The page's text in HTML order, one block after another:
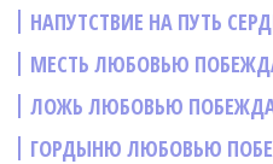
НАПУТСТВИЕ НА ПУТЬ
МЕСТЬ ЛЮБОВЬЮ
ЛОЖЬ ЛЮБОВЬЮ
ГОРДЫНЮ ЛЮБОВЬЮ